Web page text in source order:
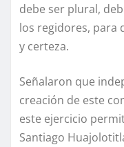
debe ser plural,
los regidores, para
y certeza.
Señalaron que
creación de este
este ejercicio
Santiago